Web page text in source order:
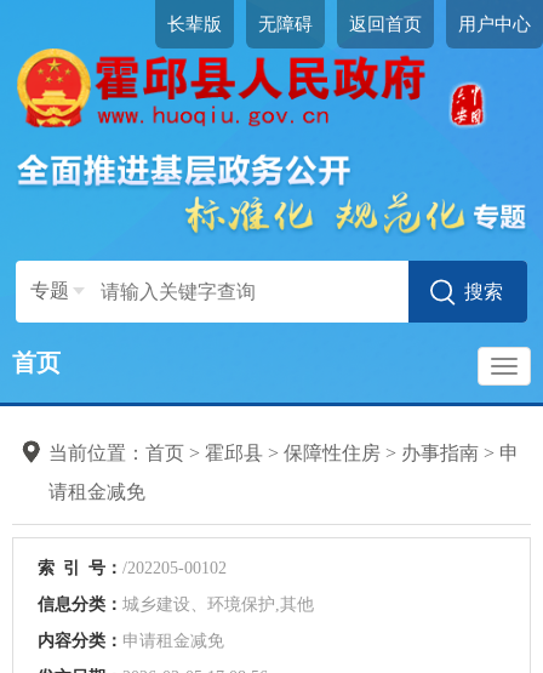
长辈版 无障碍 返回首页 用户中心
专题
首页
当前位置： 首页 > 霍邱县 > 保障性住房 > 办事指南 > 申
请租金减免
索 引 号： /202205-00102
信息分类： 城乡建设、环境保护,其他
内容分类： 申请租金减免